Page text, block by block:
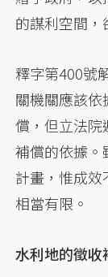
的謀利空間，
釋字第400號
關機關應該
償，但立法
補償的依據。
計畫，惟成
相當有限。
水利地的徵收